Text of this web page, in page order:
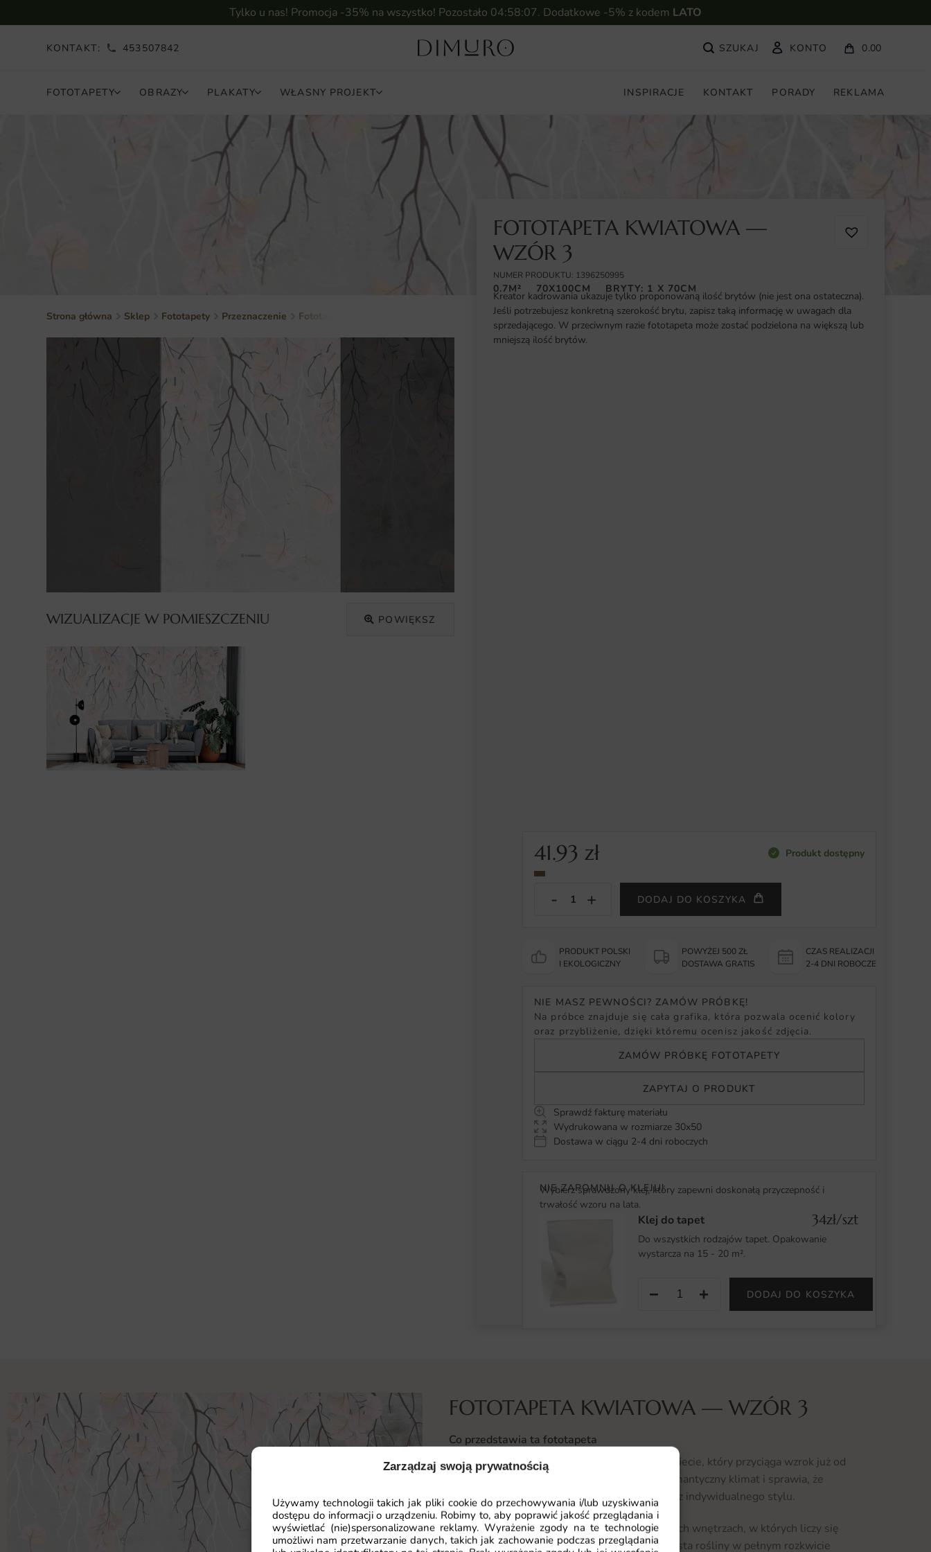
Zarządzaj swoją prywatnością
Używamy technologii takich jak pliki cookie do przechowywania i/lub uzyskiwania
dostępu do informacji o urządzeniu. Robimy to, aby poprawić jakość przeglądania i
wyświetlać (nie)spersonalizowane reklamy. Wyrażenie zgody na te technologie
umożliwi nam przetwarzanie danych, takich jak zachowanie podczas przeglądania
Tylko u nas! Promocja -35% na wszystko! Pozostało 04:58:06. Dodatkowe -5% z kodem LATO
KONTAKT: 453507842 KONTO 0.00
FOTOTAPETY OBRAZY PLAKATY WŁASNY PROJEKT INSPIRACJE KONTAKT PORADY REKLAMA
Strona główna Sklep Fototapety Przeznaczenie Fototapety do salonu Fototapeta Kwiatowa
WIZUALIZACJE W POMIESZCZENIU POWIĘKSZ
FOTOTAPETA KWIATOWA —
WZÓR 3
NUMER PRODUKTU: 1396250995
0.7M² 70X100CM BRYTY: 1 X 70CM
Kreator kadrowania ukazuje tylko proponowaną ilość brytów (nie jest ona ostateczna).
Jeśli potrzebujesz konkretną szerokość brytu, zapisz taką informację w uwagach dla
sprzedającego. W przeciwnym razie fototapeta może zostać podzielona na większą lub
mniejszą ilość brytów.
41.93zł Produkt dostępny
DODAJ DO KOSZYKA
PRODUKT POLSKI
I EKOLOGICZNY
POWYŻEJ 500 ZŁ
DOSTAWA GRATIS
CZAS REALIZACJI
2-4 DNI ROBOCZE
NIE MASZ PEWNOŚCI? ZAMÓW PRÓBKĘ!
Na próbce znajduje się cała grafika, która pozwala ocenić kolory
oraz przybliżenie, dzięki któremu ocenisz jakość zdjęcia.
ZAMÓW PRÓBKĘ FOTOTAPETY
ZAPYTAJ O PRODUKT
Sprawdź fakturę materiału
Wydrukowana w rozmiarze 30x50
Dostawa w ciągu 2-4 dni roboczych
NIE ZAPOMNIJ O KLEJU!
Wybierz sprawdzony klej, który zapewni doskonałą przyczepność i
trwałość wzoru na lata.
Klej do tapet 34zł/szt
Do wszystkich rodzajów tapet. Opakowanie
wystarcza na 15 - 20 m².
− + DODAJ DO KOSZYKA
FOTOTAPETA KWIATOWA — WZÓR 3
Co przedstawia ta fototapeta
Wzór Kwiatowa to kompozycja kwiatów w bukiecie, który przyciąga wzrok już od
pierwszego spojrzenia. Kompozycja oddaje romantyczny klimat i sprawia, że
przestrzeń nabiera wyrazistego charakteru oraz indywidualnego stylu.
Motyw zaprojektowano z myślą o nowoczesnych wnętrzach, w których liczy się
równowaga między estetyką a funkcją. Wyrazista rośliny w pełnym rozkwicie